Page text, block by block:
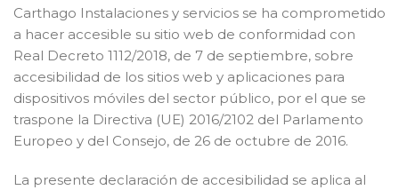
Carthago Instalaciones y servicios se ha comprometido
a hacer accesible su sitio web de conformidad con
Real Decreto 1112/2018, de 7 de septiembre, sobre
accesibilidad de los sitios web y aplicaciones para
dispositivos móviles del sector público, por el que se
traspone la Directiva (UE) 2016/2102 del Parlamento
Europeo y del Consejo, de 26 de octubre de 2016.
La presente declaración de accesibilidad se aplica al